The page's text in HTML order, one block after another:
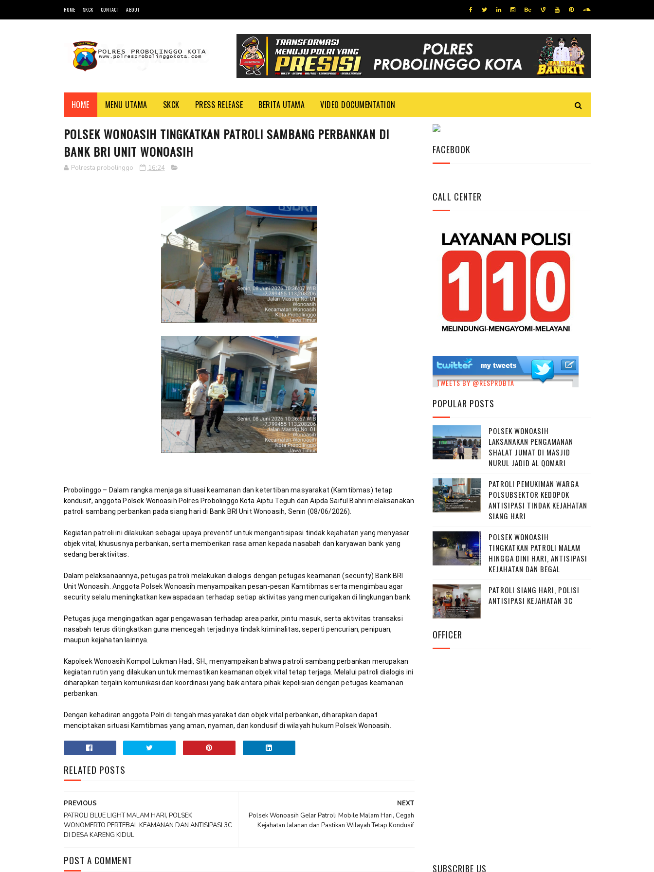
HOME SKCK CONTACT ABOUT
HOME MENU UTAMA SKCK PRESS RELEASE BERITA UTAMA VIDEO DOCUMENTATION
POLSEK WONOASIH TINGKATKAN PATROLI SAMBANG PERBANKAN DI
BANK BRI UNIT WONOASIH
Polresta probolinggo 16:24
Probolinggo – Dalam rangka menjaga situasi keamanan dan ketertiban masyarakat (Kamtibmas) tetap
kondusif, anggota Polsek Wonoasih Polres Probolinggo Kota Aiptu Teguh dan Aipda Saiful Bahri melaksanakan
Kegiatan patroli ini dilakukan sebagai upaya preventif untuk mengantisipasi tindak kejahatan yang menyasar
objek vital, khususnya perbankan, serta memberikan rasa aman kepada nasabah dan karyawan bank yang
Dalam pelaksanaannya, petugas patroli melakukan dialogis dengan petugas keamanan (security) Bank BRI
Unit Wonoasih. Anggota Polsek Wonoasih menyampaikan pesan-pesan Kamtibmas serta mengimbau agar
Petugas juga mengingatkan agar pengawasan terhadap area parkir, pintu masuk, serta aktivitas transaksi
nasabah terus ditingkatkan guna mencegah terjadinya tindak kriminalitas, seperti pencurian, penipuan,
Kapolsek Wonoasih Kompol Lukman Hadi, SH., menyampaikan bahwa patroli sambang perbankan merupakan
kegiatan rutin yang dilakukan untuk memastikan keamanan objek vital tetap terjaga. Melalui patroli dialogis ini
diharapkan terjalin komunikasi dan koordinasi yang baik antara pihak kepolisian dengan petugas keamanan
Dengan kehadiran anggota Polri di tengah masyarakat dan objek vital perbankan, diharapkan dapat
menciptakan situasi Kamtibmas yang aman, nyaman, dan kondusif di wilayah hukum Polsek Wonoasih.
RELATED POSTS
NEXT
Polsek Wonoasih Gelar Patroli Mobile Malam Hari, Cegah
Kejahatan Jalanan dan Pastikan Wilayah Tetap Kondusif
PREVIOUS
PATROLI BLUE LIGHT MALAM HARI, POLSEK
WONOMERTO PERTEBAL KEAMANAN DAN ANTISIPASI 3C
DI DESA KARENG KIDUL
POST A COMMENT
FACEBOOK
CALL CENTER
TWEETS BY @RESPROBTA
POPULAR POSTS
POLSEK WONOASIH
LAKSANAKAN PENGAMANAN
SHALAT JUMAT DI MASJID
NURUL JADID AL QOMARI
PATROLI PEMUKIMAN WARGA
POLSUBSEKTOR KEDOPOK
ANTISIPASI TINDAK KEJAHATAN
SIANG HARI
POLSEK WONOASIH
TINGKATKAN PATROLI MALAM
HINGGA DINI HARI, ANTISIPASI
KEJAHATAN DAN BEGAL
PATROLI SIANG HARI, POLISI
ANTISIPASI KEJAHATAN 3C
OFFICER
SUBSCRIBE US